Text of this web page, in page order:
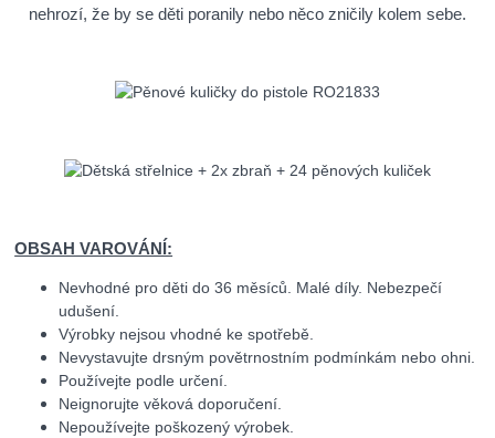
nehrozí, že by se děti poranily nebo něco zničily kolem sebe.
OBSAH VAROVÁNÍ:
Nevhodné pro děti do 36 měsíců. Malé díly. Nebezpečí
udušení.
Výrobky nejsou vhodné ke spotřebě.
Nevystavujte drsným povětrnostním podmínkám nebo ohni.
Používejte podle určení.
Neignorujte věková doporučení.
Nepoužívejte poškozený výrobek.